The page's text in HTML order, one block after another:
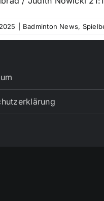
Badminton News,